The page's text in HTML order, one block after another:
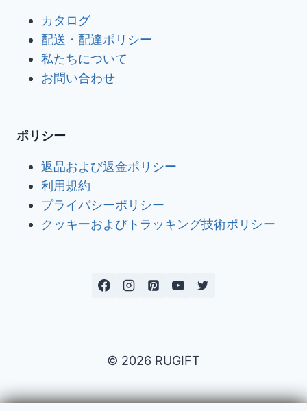
カタログ
配送・配達ポリシー
私たちについて
お問い合わせ
ポリシー
返品および返金ポリシー
利用規約
プライバシーポリシー
クッキーおよびトラッキング技術ポリシー
© 2026 RUGIFT